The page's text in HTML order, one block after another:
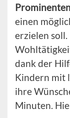
einen
erzielen
dank der
Kindern mit
ihre
Minuten.